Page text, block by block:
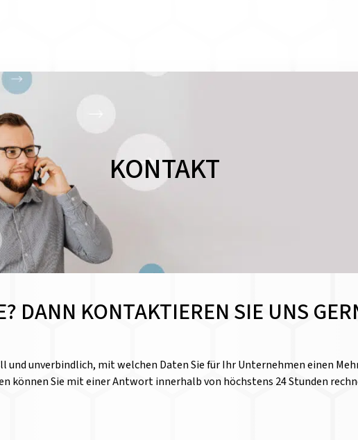
KONTAKT
DANN KONTAKTIEREN SIE UNS
und unverbindlich, mit welchen Daten Sie für Ihr Unternehmen einen
können Sie mit einer Antwort innerhalb von höchstens 24 Stunden